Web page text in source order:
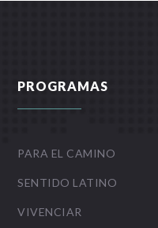
PROGRAMAS
PARA EL CAMINO
SENTIDO LATINO
VIVENCIAR